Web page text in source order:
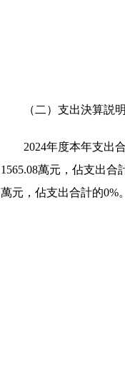
（二）支出決算説明
2024年度本年支出
1565.08萬元，佔支出合
萬元，佔支出合計的0%。